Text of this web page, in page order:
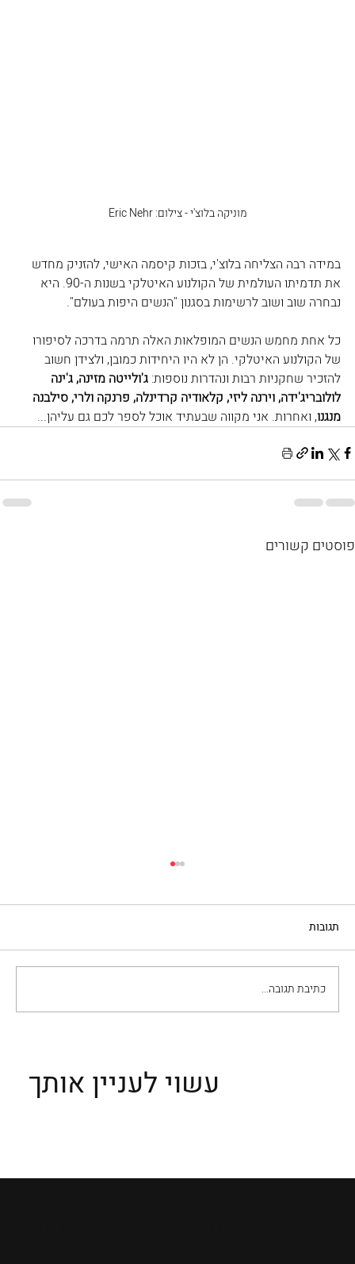
מוניקה בלוצ'י - צילום: Eric Nehr
במידה רבה הצליחה בלוצ'י, בזכות קיסמה האישי, להזניק מחדש
את תדמיתו העולמית של הקולנוע האיטלקי בשנות ה-90. היא
נבחרה שוב ושוב לרשימות בסגנון "הנשים היפות בעולם".
כל אחת מחמש הנשים המופלאות האלה תרמה בדרכה לסיפורו
של הקולנוע האיטלקי. הן לא היו היחידות כמובן, ולצידן חשוב
להזכיר שחקניות רבות ונהדרות נוספות: ג'ולייטה מזינה, ג'ינה
לולובריג'ידה, וירנה ליזי, קלאודיה קרדינלה, פרנקה ולרי, סילבנה
מנגנו, ואחרות. אני מקווה שבעתיד אוכל לספר לכם גם עליהן...
פוסטים קשורים
ערוץ האומנות והקולנוע
תגובות
כתיבת תגובה...
עשוי לעניין אותך